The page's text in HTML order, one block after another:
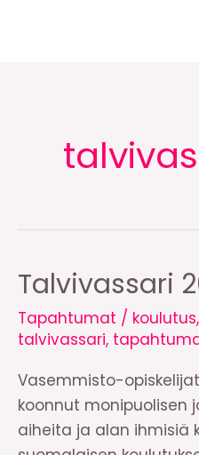
Talvivassari
Tapahtumat / koulutus,
talvivassari,
Vasemmisto-
koonnut monipuolisen
aiheita ja alan ihmisiä